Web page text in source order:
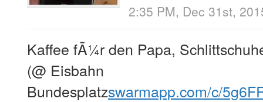
2:35 PM, Dec 31st,
Kaffee fÃ¼r den Papa,
(@ Eisbahn
Bundesplatzswarmapp.com/c/